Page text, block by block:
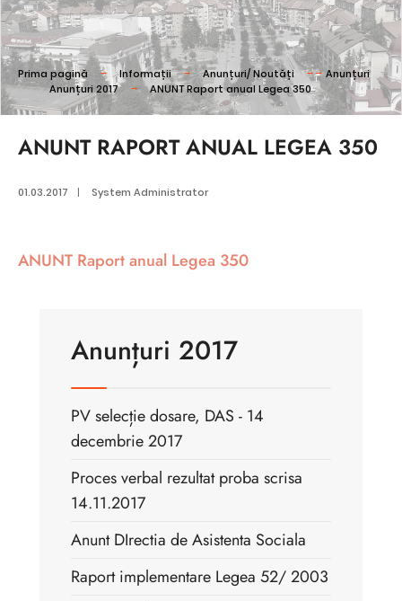
Prima pagină Informații Anunțuri/ Noutăți
Anunțuri
Anunțuri 2017
ANUNT Raport anual Legea 350
ANUNT RAPORT ANUAL LEGEA 350
01.03.2017 | System Administrator
ANUNT Raport anual Legea 350
Anunțuri 2017
PV selecție dosare, DAS - 14
decembrie 2017
Proces verbal rezultat proba scrisa
14.11.2017
Anunt DIrectia de Asistenta Sociala
Raport implementare Legea 52/ 2003